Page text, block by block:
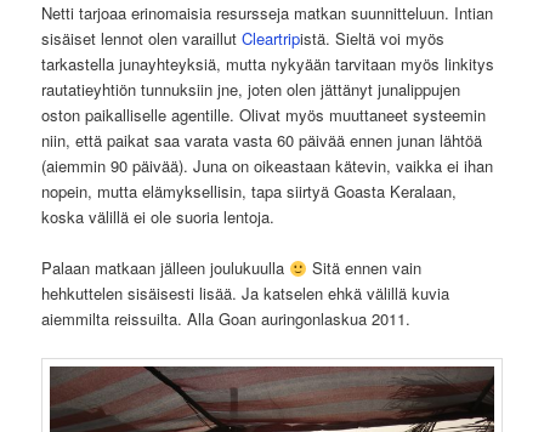
Netti tarjoaa erinomaisia resursseja matkan suunnitteluun. Intian
sisäiset lennot olen varaillutCleartripistä. Sieltä voi myös
tarkastella junayhteyksiä, mutta nykyään tarvitaan myös linkitys
rautatieyhtiön tunnuksiin jne, joten olen jättänyt junalippujen
oston paikalliselle agentille. Olivat myös muuttaneet systeemin
niin, että paikat saa varata vasta 60 päivää ennen junan lähtöä
(aiemmin 90 päivää). Juna on oikeastaan kätevin, vaikka ei ihan
nopein, mutta elämyksellisin, tapa siirtyä Goasta Keralaan,
koska välillä ei ole suoria lentoja.
Palaan matkaan jälleen joulukuulla
Sitä ennen vain
hehkuttelen sisäisesti lisää. Ja katselen ehkä välillä kuvia
aiemmilta reissuilta. Alla Goan auringonlaskua 2011.